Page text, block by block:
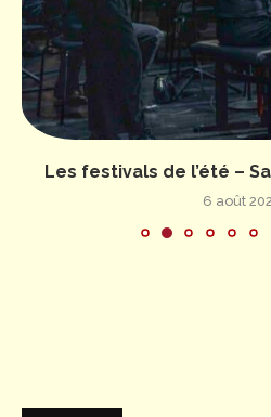
Les festivals de l’été –
6 août